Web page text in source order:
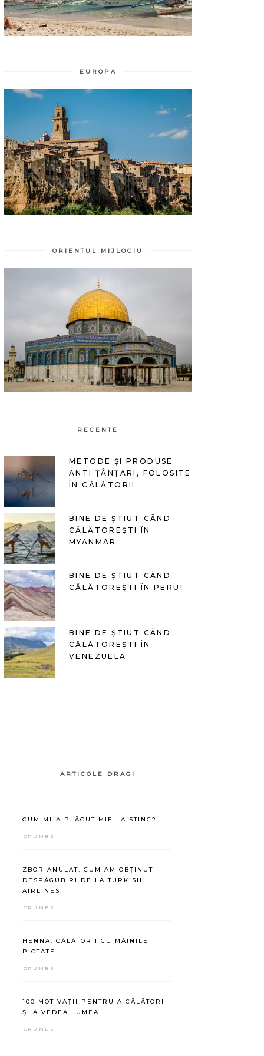
EUROPA
ORIENTUL MIJLOCIU
RECENTE
METODE ȘI PRODUSE
ANTI ȚÂNȚARI, FOLOSITE
ÎN CĂLĂTORII
BINE DE ȘTIUT CÂND
CĂLĂTOREȘTI ÎN
MYANMAR
BINE DE ȘTIUT CÂND
CĂLĂTOREȘTI ÎN PERU!
BINE DE ȘTIUT CÂND
CĂLĂTOREȘTI ÎN
VENEZUELA
ARTICOLE DRAGI
CUM MI-A PLĂCUT MIE LA STING?
CRUMBS
ZBOR ANULAT: CUM AM OBȚINUT
DESPĂGUBIRI DE LA TURKISH
AIRLINES!
CRUMBS
HENNA: CĂLĂTORII CU MÂINILE
PICTATE
CRUMBS
100 MOTIVAȚII PENTRU A CĂLĂTORI
ȘI A VEDEA LUMEA
CRUMBS